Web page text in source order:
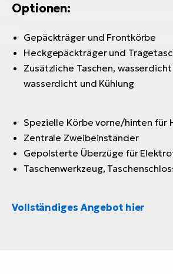
Optionen:
Gepäckträger und Frontkörbe
Heckgepäckträger und
Zusätzliche Taschen,
wasserdicht und Kühlung
Spezielle Körbe vorne/hinten für
Zentrale Zweibeinständer
Gepolsterte Überzüge für
Taschenwerkzeug,
Vollständiges Angebot hier